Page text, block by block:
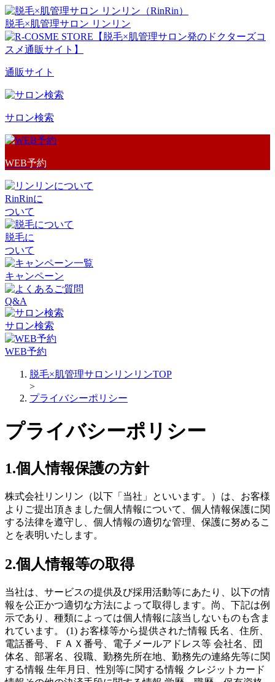
脱毛×肌管理サロン リンリン
通販サイト
サロン検索
WEB予約
RinRinに
ついて
脱毛に
ついて
キャンペーン
Q&A
サロン検索
WEB予約
脱毛×肌管理サロンリンリンTOP
>
プライバシーポリシー
プライバシーポリシー
1.個人情報保護の方針
株式会社リンリン（以下「当社」といいます。）は、お客様
よりご提出頂きました個人情報について、個人情報保護に関
する法律を遵守し、個人情報の適切な管理、保護に努めるこ
とを表明いたします。
2.個人情報等の取得
当社は、サービスの提供及び採用活動等にあたり、以下の情
報を公正かつ適切な方法によって取得します。尚、下記は例
示であり、種類によっては個人情報に該当しないものも含ま
れています。 (1) お客様等から提供された情報 氏名、住所、
電話番号、ＦＡＸ番号、電子メールアドレス等 会社名、団
体名、部署名、役職、勤務先所在地、勤務先の連絡先等に関
する情報 生年月日、性別等に関する情報 クレジットカード